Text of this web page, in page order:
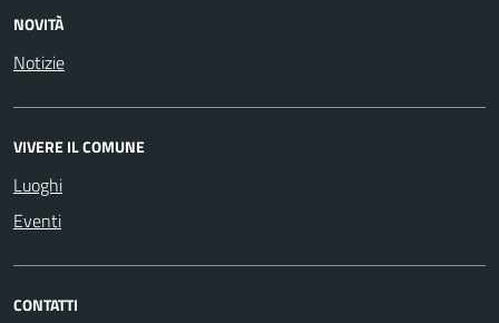
NOVITÀ
Notizie
VIVERE IL COMUNE
Luoghi
Eventi
CONTATTI